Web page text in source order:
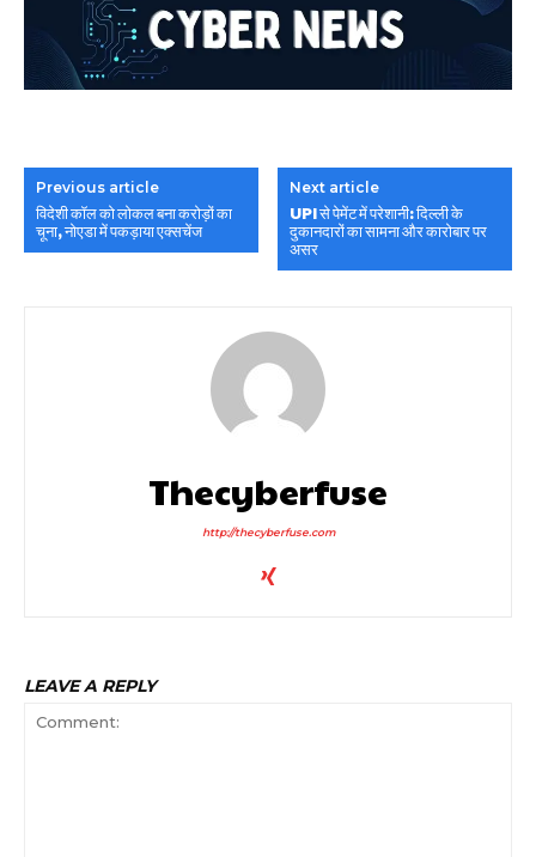
Previous article
विदेशी कॉल को लोकल बना करोड़ों का
चूना, नोएडा में पकड़ाया एक्सचेंज
Next article
UPI से पेमेंट में परेशानी: दिल्ली के
दुकानदारों का सामना और कारोबार पर
असर
Thecyberfuse
http://thecyberfuse.com
LEAVE A REPLY